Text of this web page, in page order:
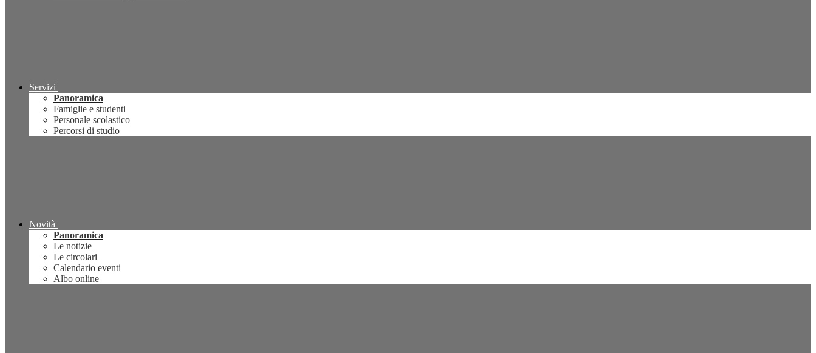
Servizi
Panoramica
Famiglie e studenti
Personale scolastico
Percorsi di studio
Novità
Panoramica
Le notizie
Le circolari
Calendario eventi
Albo online